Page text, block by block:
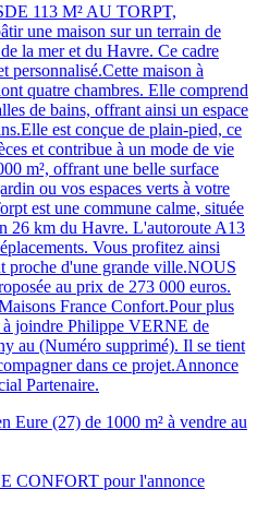
113 M² AU TORPT,
une maison sur un terrain de
la mer et du Havre. Ce cadre
personnalisé.Cette maison à
quatre chambres. Elle comprend
de bains, offrant ainsi un espace
est conçue de plain-pied, ce
et contribue à un mode de vie
m², offrant une belle surface
ou vos espaces verts à votre
est une commune calme, située
26 km du Havre. L'autoroute A13
Vous profitez ainsi
proche d'une grande ville.NOUS
au prix de 273 000 euros.
France Confort.Pour plus
à joindre Philippe VERNE de
au (Numéro supprimé). Il se tient
dans ce projet.Annonce
Partenaire.